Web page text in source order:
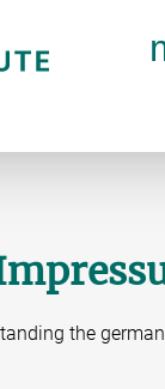
the